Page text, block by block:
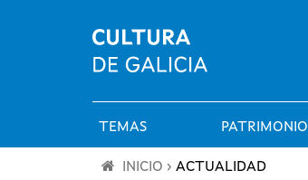
Menú
TEMAS PATRIMONIO
INICIO › ACTUALIDAD